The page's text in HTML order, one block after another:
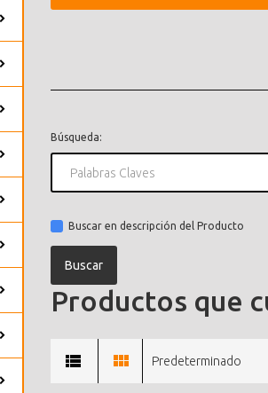
Búsqueda:
Buscar en descripción del Producto
Productos que
Predeterminado